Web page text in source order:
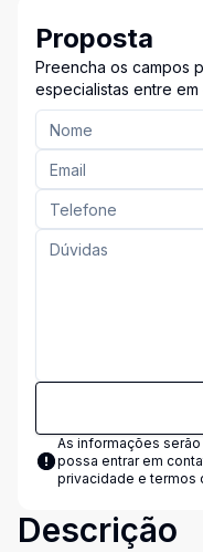
Proposta
Preencha os campos
especialistas entre em
As informações
possa entrar em
privacidade e termos
Descrição